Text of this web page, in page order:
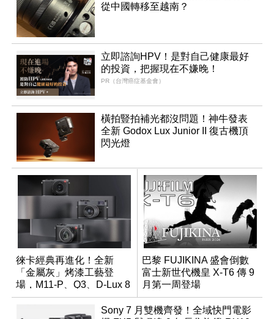
從中國轉移至越南？
立即諮詢HPV！是對自己健康最好
的投資，把握現在不嫌晚！
PR（台灣癌症基金會）
橫拍豎拍補光都沒問題！神牛發表
全新 Godox Lux Junior II 復古機頂
閃光燈
徠卡經典再進化！全新
「金屬灰」烤漆工藝登
場，M11-P、Q3、D-Lux 8
領銜換裝
巴黎 FUJIKINA 盛會倒數
富士新世代機皇 X-T6 傳 9
月第一周登場
Sony 7 月雙機齊發！全域快門電影